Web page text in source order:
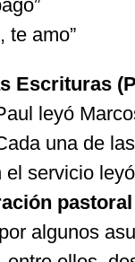
”
te amo”
Escrituras
leyó
una de
el servicio leyó
por algunos